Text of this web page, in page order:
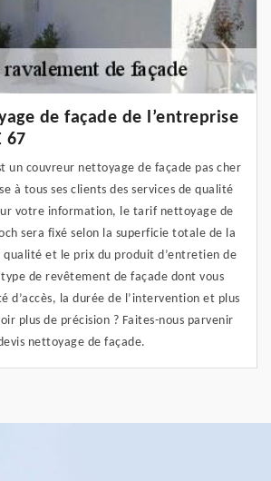
de façade de l’entreprise
67
un couvreur nettoyage de façade pas cher
à tous ses clients des services de qualité
votre information, le tarif nettoyage de
sera fixé selon la superficie totale de la
qualité et le prix du produit d’entretien de
de revêtement de façade dont vous
d’accès, la durée de l’intervention et plus
plus de précision ? Faites-nous parvenir
nettoyage de façade.